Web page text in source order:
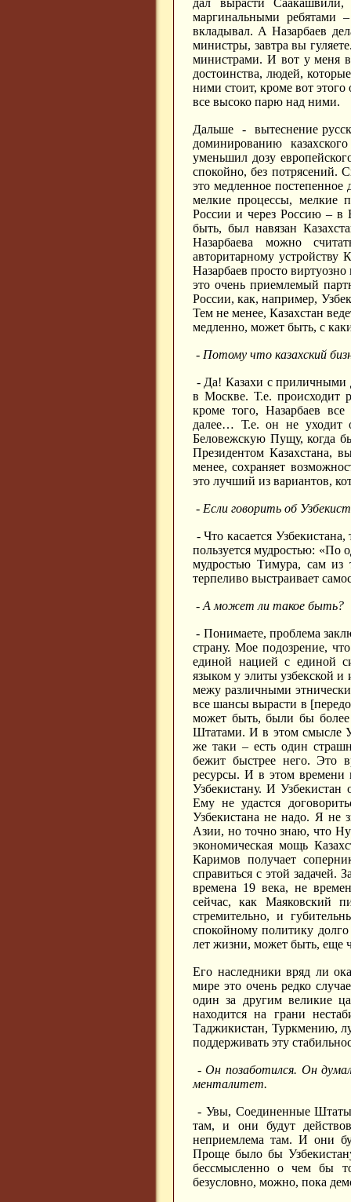
дал вырасти
маргинальными
вкладывал. А Назарбаев
министры, завтра вы
министрами. И вот у меня
достоинства, людей,
ними стоит, кроме вот
все высоко парю над ними.
Дальше - вытеснение
доминированию
уменьшил дозу
спокойно, без потрясений.
это медленное
мелкие процессы, мелкие
России и через Россию – в
быть, был навязан
Назарбаева можно
авторитарному устройству
Назарбаев просто
это очень приемлемый
России, как, например,
Тем не менее, Казахстан
медленно, может быть, с
- Потому что казахский
- Да! Казахи с приличными
в Москве. Т.е. происходит
кроме того, Назарбаев
далее… Т.е. он не
Беловежскую Пущу, когда
Президентом Казахстана,
менее, сохраняет
это лучший из вариантов,
- Если говорить об
- Что касается
пользуется мудростью: «По
мудростью Тимура, сам из
терпеливо выстраивает
- А может ли такое быть?
- Понимаете, проблема
страну. Мое подозрение,
единой нацией с единой
языком у элиты узбекской
межу различными
все шансы вырасти в
может быть, были бы
Штатами. И в этом смысле
же таки – есть один
бежит быстрее него. Это
ресурсы. И в этом времени
Узбекистану. И
Ему не удастся
Узбекистана не надо. Я не
Азии, но точно знаю, что
экономическая мощь
Каримов получает
справиться с этой задачей.
времена 19 века, не
сейчас, как Маяковский
стремительно, и
спокойному политику
лет жизни, может быть, еще
Его наследники вряд ли
мире это очень редко
один за другим великие
находится на грани
Таджикистан, Туркмению,
поддерживать эту
- Он позаботился. Он
менталитет.
- Увы, Соединенные Штаты
там, и они будут
неприемлема там. И они
Проще было бы
бессмысленно о чем бы
безусловно, можно, пока